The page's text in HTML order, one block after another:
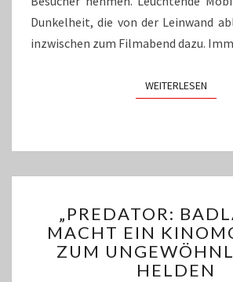
Dunkelheit, die von der Leinwand
inzwischen zum Filmabend dazu.
WEITERLESEN
MACHT
EIN
„PREDATOR:
MACHT EIN
ZUM
HELDEN